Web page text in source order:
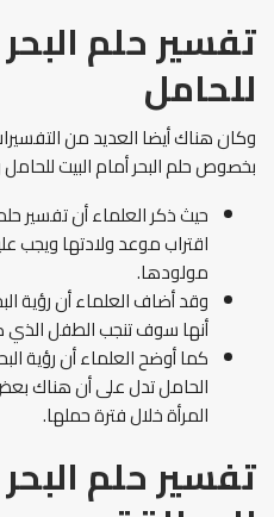
تفسير حلم
للحامل
وكان هناك أيضا العديد من
بخصوص حلم البحر أمام البيت
حيث ذكر العلماء أن تفسير
اقتراب موعد ولادتها ويجب
مولودها.
وقد أضاف العلماء أن رؤية
أنها سوف تنجب الطفل الذي
كما أوضح العلماء أن رؤية
الحامل تدل على أن هناك
المرأة خلال فترة حملها.
تفسير حلم